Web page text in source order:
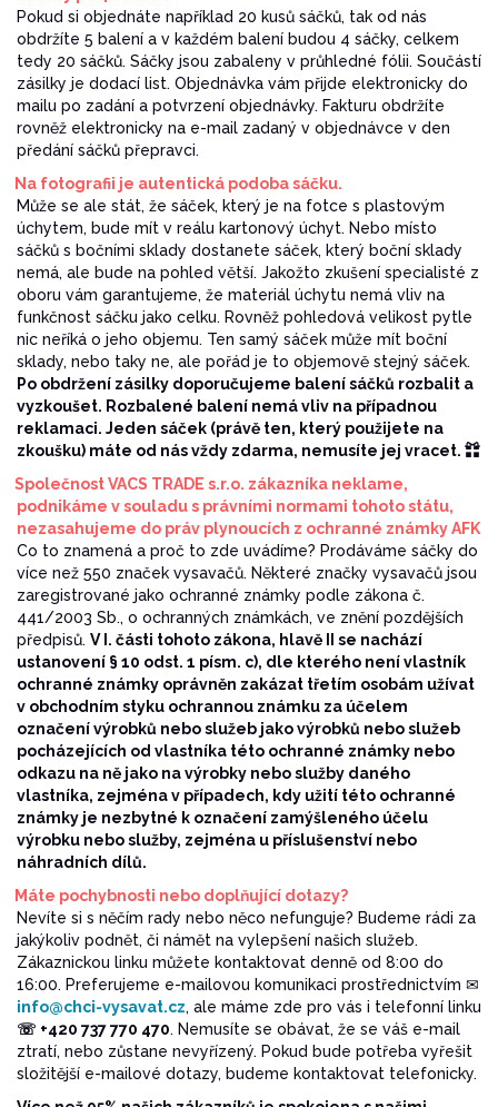
Pokud si objednáte například 20 kusů sáčků, tak od nás
obdržíte 5 balení a v každém balení budou 4 sáčky, celkem
tedy 20 sáčků. Sáčky jsou zabaleny v průhledné fólii. Součástí
zásilky je dodací list. Objednávka vám přijde elektronicky do
mailu po zadání a potvrzení objednávky. Fakturu obdržíte
rovněž elektronicky na e-mail zadaný v objednávce v den
předání sáčků přepravci.
Na fotografii je autentická podoba sáčku.
Může se ale stát, že sáček, který je na fotce s plastovým
úchytem, bude mít v reálu kartonový úchyt. Nebo místo
sáčků s bočními sklady dostanete sáček, který boční sklady
nemá, ale bude na pohled větší. Jakožto zkušení specialisté z
oboru vám garantujeme, že materiál úchytu nemá vliv na
funkčnost sáčku jako celku. Rovněž pohledová velikost pytle
nic neříká o jeho objemu. Ten samý sáček může mít boční
sklady, nebo taky ne, ale pořád je to objemově stejný sáček.
Po obdržení zásilky doporučujeme balení sáčků rozbalit a
vyzkoušet. Rozbalené balení nemá vliv na případnou
reklamaci. Jeden sáček (právě ten, který použijete na
zkoušku) máte od nás vždy zdarma, nemusíte jej vracet.
Společnost VACS TRADE s.r.o. zákazníka neklame,
podnikáme v souladu s právními normami tohoto státu,
nezasahujeme do práv plynoucích z ochranné známky AFK
Co to znamená a proč to zde uvádíme? Prodáváme sáčky do
více než 550 značek vysavačů. Některé značky vysavačů jsou
zaregistrované jako ochranné známky podle zákona č.
441/2003 Sb., o ochranných známkách, ve znění pozdějších
předpisů. V I. části tohoto zákona, hlavě II se nachází
ustanovení § 10 odst. 1 písm. c), dle kterého není vlastník
ochranné známky oprávněn zakázat třetím osobám užívat
v obchodním styku ochrannou známku za účelem
označení výrobků nebo služeb jako výrobků nebo služeb
pocházejících od vlastníka této ochranné známky nebo
odkazu na ně jako na výrobky nebo služby daného
vlastníka, zejména v případech, kdy užití této ochranné
známky je nezbytné k označení zamýšleného účelu
výrobku nebo služby, zejména u příslušenství nebo
náhradních dílů.
Máte pochybnosti nebo doplňující dotazy?
Nevíte si s něčím rady nebo něco nefunguje? Budeme rádi za
jakýkoliv podnět, či námět na vylepšení našich služeb.
Zákaznickou linku můžete kontaktovat denně od 8:00 do
16:00. Preferujeme e-mailovou komunikaci prostřednictvím ✉
info@chci-vysavat.cz, ale máme zde pro vás i telefonní linku
☏ +420 737 770 470. Nemusíte se obávat, že se váš e-mail
ztratí, nebo zůstane nevyřízený. Pokud bude potřeba vyřešit
složitější e-mailové dotazy, budeme kontaktovat telefonicky.